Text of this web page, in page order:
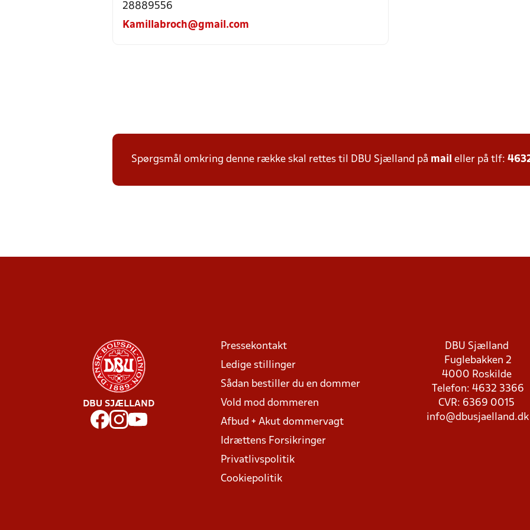
28889556
Kamillabroch@gmail.com
Spørgsmål omkring denne række skal rettes til DBU Sjælland på mail eller på tlf:
DBU SJÆLLAND
Pressekontakt
Ledige stillinger
Sådan bestiller du en dommer
Vold mod dommeren
Afbud + Akut dommervagt
Idrættens Forsikringer
Privatlivspolitik
Cookiepolitik
DBU Sjælland
Fuglebakken 2
4000 Roskilde
Telefon: 4632 3366
CVR: 6369 0015
info@dbusjaelland.dk